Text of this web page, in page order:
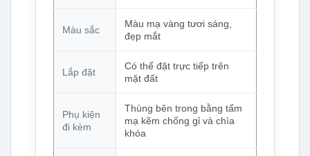
Màu sắc
Màu mạ vàng tươi sáng,
đẹp mắt
Lắp đặt
Có thể đặt trực tiếp trên
mặt đất
Phụ kiện
đi kèm
Thùng bên trong bằng tấm
mạ kẽm chống gỉ và chìa
khóa